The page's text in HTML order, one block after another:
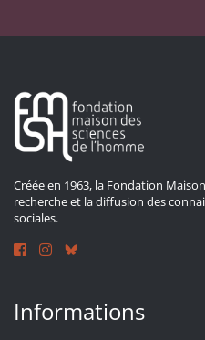
Créée en 1963, la Fondation
recherche et la diffusion des
sociales.
Informations